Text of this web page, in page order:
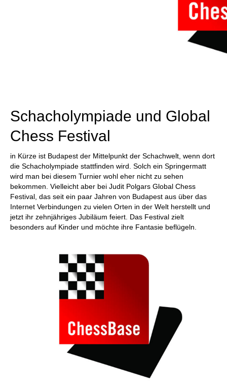
Schacholympiade und Global
Chess Festival
in Kürze ist Budapest der Mittelpunkt der Schachwelt, wenn dort
die Schacholympiade stattfinden wird. Solch ein Springermatt
wird man bei diesem Turnier wohl eher nicht zu sehen
bekommen. Vielleicht aber bei Judit Polgars Global Chess
Festival, das seit ein paar Jahren von Budapest aus über das
Internet Verbindungen zu vielen Orten in der Welt herstellt und
jetzt ihr zehnjähriges Jubiläum feiert. Das Festival zielt
besonders auf Kinder und möchte ihre Fantasie beflügeln.